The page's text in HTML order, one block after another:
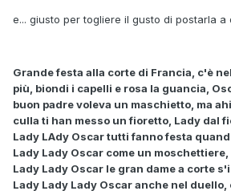
e... giusto per togliere il gusto di postarla a
Grande festa alla corte di Francia, c'è
più, biondi i capelli e rosa la guancia,
buon padre voleva un maschietto, ma
culla ti han messo un fioretto, Lady dal
Lady LAdy Oscar tutti fanno festa
Lady Lady Oscar come un
Lady Lady Oscar le gran dame a corte
Lady Lady Lady Oscar anche nel duello,